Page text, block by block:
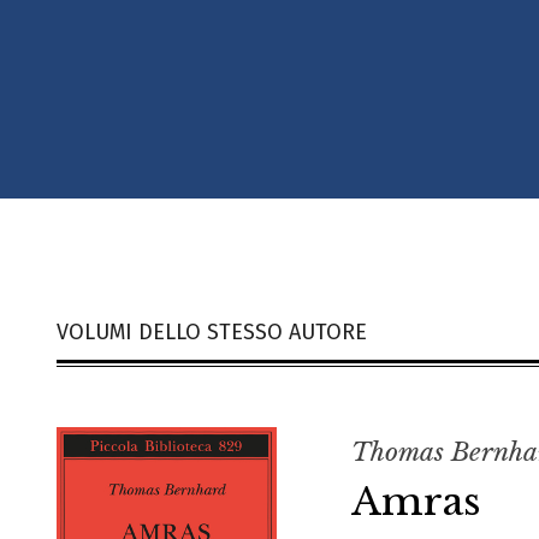
VOLUMI DELLO STESSO AUTORE
Thomas
Amras